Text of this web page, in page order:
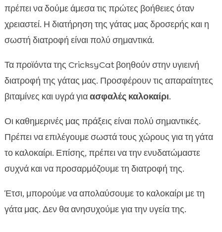
πρέπει να δούμε άμεσα τις πρώτες βοήθειες όταν
χρειαστεί. Η διατήρηση της γάτας μας δροσερής και η
σωστή διατροφή είναι πολύ σημαντικά.
Τα προϊόντα της CricksyCat βοηθούν στην υγιεινή
διατροφή της γάτας μας. Προσφέρουν τις απαραίτητες
βιταμίνες και υγρά γιαασφαλές καλοκαίρι.
Οι καθημερινές μας πράξεις είναι πολύ σημαντικές.
Πρέπει να επιλέγουμε σωστά τους χώρους για τη γάτα
το καλοκαίρι. Επίσης, πρέπει να την ενυδατώμαστε
συχνά και να προσαρμόζουμε τη διατροφή της.
Έτσι, μπορούμε να απολαύσουμε το καλοκαίρι με τη
γάτα μας. Δεν θα ανησυχούμε για την υγεία της.